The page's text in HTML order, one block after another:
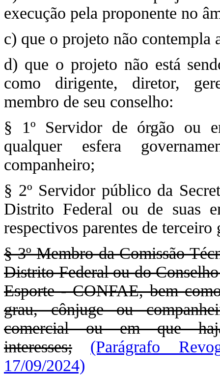
execução pela proponente no
c) que o projeto não contempla
d) que o projeto não está
como dirigente, diretor,
membro de seu conselho:
§ 1º Servidor de órgão ou
qualquer esfera
companheiro;
§ 2º Servidor público da
Distrito Federal ou de suas
respectivos parentes de
§ 3º Membro da Comissão
Distrito Federal ou do
Esporte - CONFAE, bem
grau, cônjuge ou
comercial ou em que
interesses;
(Parágrafo
17/09/2024)